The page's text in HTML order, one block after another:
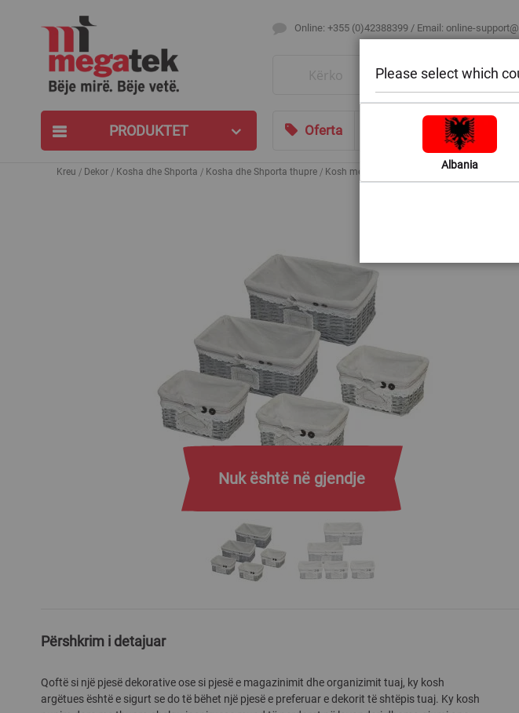
Online: +355 (0)42388399 / Email: online-
PRODUKTET Oferta Bli sipas ambientit
Kreu Dekor Kosha dhe Shporta Kosha dhe Shporta thupre Kosh me thurje set 5 copë, thupër dhe
Nuk është në gjendje
the
beginning
the
images
Përshkrim i detajuar
Qoftë si një pjesë dekorative ose si pjesë e magazinimit dhe organizimit tuaj, ky kosh
argëtues është e sigurt se do të bëhet një pjesë e preferuar e dekorit të shtëpis tuaj. Ky kosh
Please select which
Albania